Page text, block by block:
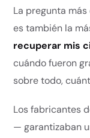
La pregunta
es también la
recuperar mis
cuándo fueron
sobre todo,
Los fabricantes
— garantizaban